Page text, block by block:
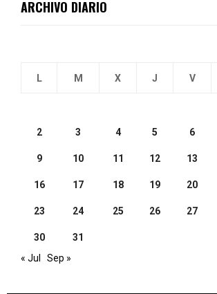
ARCHIVO DIARIO
L M X J V
2 3 4 5 6
9 10 11 12 13
16 17 18 19 20
23 24 25 26 27
30
31
« Jul
Sep »